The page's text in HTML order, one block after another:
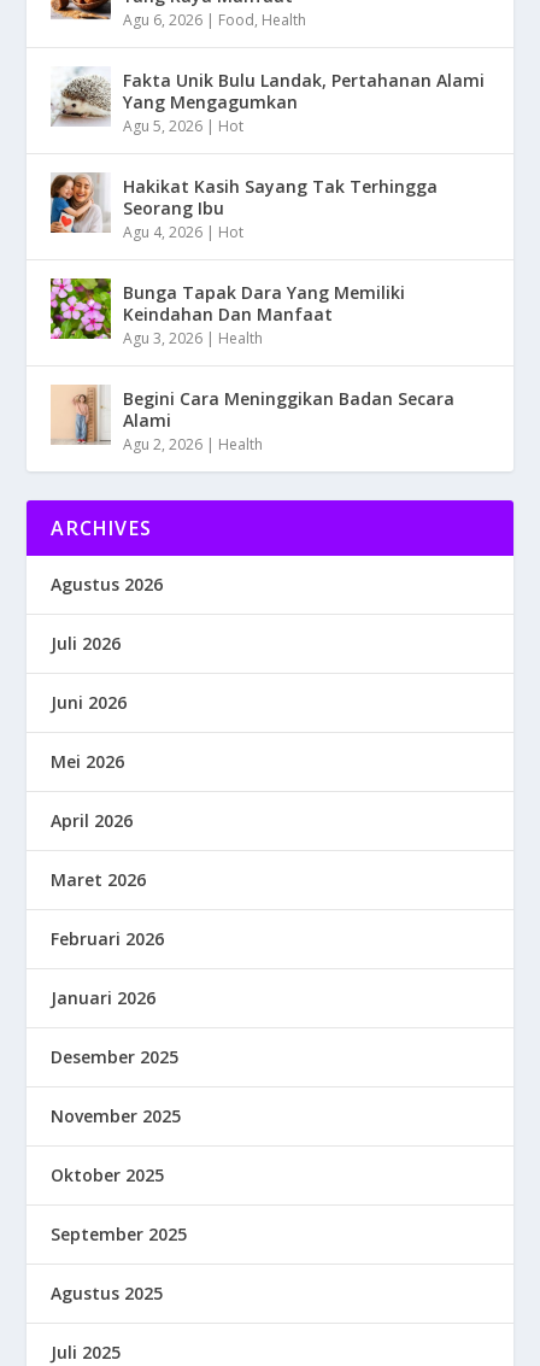
Agu 6, 2026 | Food, Health
Fakta Unik Bulu Landak, Pertahanan Alami
Yang Mengagumkan
Agu 5, 2026 | Hot
Hakikat Kasih Sayang Tak Terhingga
Seorang Ibu
Agu 4, 2026 | Hot
Bunga Tapak Dara Yang Memiliki
Keindahan Dan Manfaat
Agu 3, 2026 | Health
Begini Cara Meninggikan Badan Secara
Alami
Agu 2, 2026 | Health
ARCHIVES
Agustus 2026
Juli 2026
Juni 2026
Mei 2026
April 2026
Maret 2026
Februari 2026
Januari 2026
Desember 2025
November 2025
Oktober 2025
September 2025
Agustus 2025
Juli 2025